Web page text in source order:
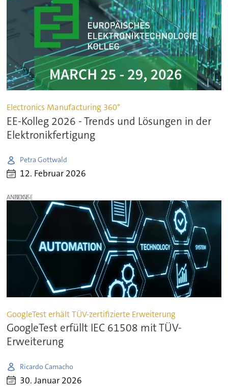
Electronics Manufacturing 360°
EE-Kolleg 2026 - Trends und Lösungen in der
Elektronikfertigung
Petra Gottwald
12. Februar 2026
ANZEIGE
GoogleTest erhält TÜV-zertifizierte Erweiterung
GoogleTest erfüllt IEC 61508 mit TÜV-
Erweiterung
Ricardo Camacho
30. Januar 2026